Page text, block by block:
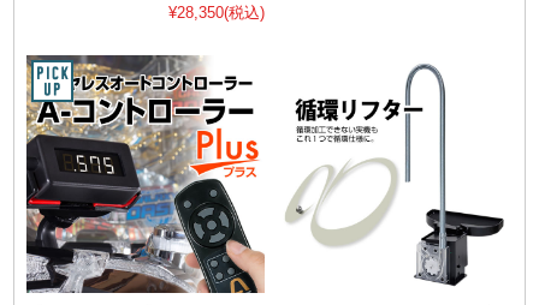
¥28,350(税込)